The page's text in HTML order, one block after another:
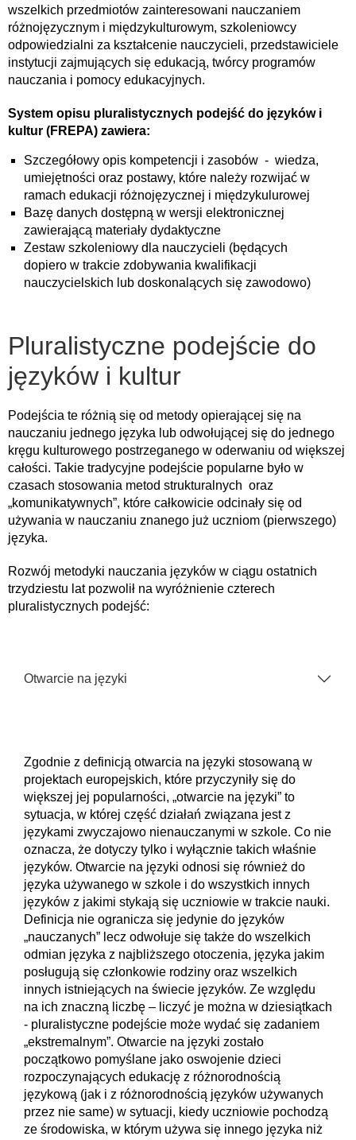
wszelkich przedmiotów zainteresowani nauczaniem
różnojęzycznym i międzykulturowym, szkoleniowcy
odpowiedzialni za kształcenie nauczycieli, przedstawiciele
instytucji zajmujących się edukacją, twórcy programów
nauczania i pomocy edukacyjnych.
System opisu pluralistycznych podejść do języków i
kultur (FREPA) zawiera:
Szczegółowy opis kompetencji i zasobów - wiedza,
umiejętności oraz postawy, które należy rozwijać w
ramach edukacji różnojęzycznej i międzykulurowej
Bazę danych dostępną w wersji elektronicznej
zawierającą materiały dydaktyczne
Zestaw szkoleniowy dla nauczycieli (będących
dopiero w trakcie zdobywania kwalifikacji
nauczycielskich lub doskonalących się zawodowo)
Pluralistyczne podejście do
języków i kultur
Podejścia te różnią się od metody opierającej się na
nauczaniu jednego języka lub odwołującej się do jednego
kręgu kulturowego postrzeganego w oderwaniu od większej
całości. Takie tradycyjne podejście popularne było w
czasach stosowania metod strukturalnych oraz
„komunikatywnych”, które całkowicie odcinały się od
używania w nauczaniu znanego już uczniom (pierwszego)
języka.
Rozwój metodyki nauczania języków w ciągu ostatnich
trzydziestu lat pozwolił na wyróżnienie czterech
pluralistycznych podejść:
Otwarcie na języki
Zgodnie z definicją otwarcia na języki stosowaną w
projektach europejskich, które przyczyniły się do
większej jej popularności, „otwarcie na języki” to
sytuacja, w której część działań związana jest z
językami zwyczajowo nienauczanymi w szkole. Co nie
oznacza, że dotyczy tylko i wyłącznie takich właśnie
języków. Otwarcie na języki odnosi się również do
języka używanego w szkole i do wszystkich innych
języków z jakimi stykają się uczniowie w trakcie nauki.
Definicja nie ogranicza się jedynie do języków
„nauczanych” lecz odwołuje się także do wszelkich
odmian języka z najbliższego otoczenia, języka jakim
posługują się członkowie rodziny oraz wszelkich
innych istniejących na świecie języków. Ze względu
na ich znaczną liczbę – liczyć je można w dziesiątkach
- pluralistyczne podejście może wydać się zadaniem
„ekstremalnym”. Otwarcie na języki zostało
początkowo pomyślane jako oswojenie dzieci
rozpoczynających edukację z różnorodnością
językową (jak i z różnorodnością języków używanych
przez nie same) w sytuacji, kiedy uczniowie pochodzą
ze środowiska, w którym używa się innego języka niż